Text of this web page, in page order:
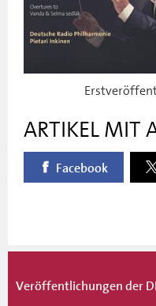
ARTIKEL MIT
Facebook
Veröffentlichungen der